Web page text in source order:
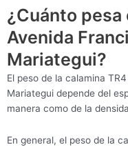
¿Cuánto pesa
Avenida
Mariategui?
El peso de la calamina
Mariategui depende del
manera como de la
En general, el peso de la